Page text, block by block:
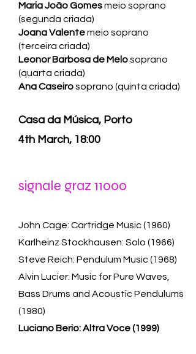
Maria João Gomesmeio soprano
(segunda criada)
Joana Valentemeio soprano
(terceira criada)
Leonor Barbosa de Melosoprano
(quarta criada)
Ana Caseirosoprano (quinta criada)
Casa da Música, Porto
4th March, 18:00
signale graz 11000
John Cage: Cartridge Music (1960)
Karlheinz Stockhausen: Solo (1966)
Steve Reich: Pendulum Music (1968)
Alvin Lucier: Music for Pure Waves,
Bass Drums and Acoustic Pendulums
(1980)
Luciano Berio: Altra Voce (1999)